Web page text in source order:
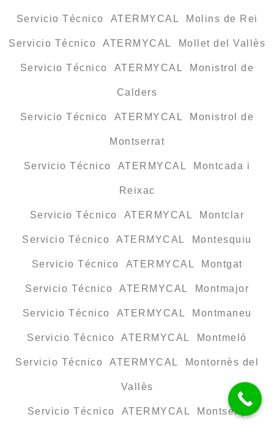
Servicio Técnico ATERMYCAL Molins de Rei
Servicio Técnico ATERMYCAL Mollet del Vallès
Servicio Técnico ATERMYCAL Monistrol de
Calders
Servicio Técnico ATERMYCAL Monistrol de
Montserrat
Servicio Técnico ATERMYCAL Montcada i
Reixac
Servicio Técnico ATERMYCAL Montclar
Servicio Técnico ATERMYCAL Montesquiu
Servicio Técnico ATERMYCAL Montgat
Servicio Técnico ATERMYCAL Montmajor
Servicio Técnico ATERMYCAL Montmaneu
Servicio Técnico ATERMYCAL Montmeló
Servicio Técnico ATERMYCAL Montornès del
Vallès
Servicio Técnico ATERMYCAL Montseny